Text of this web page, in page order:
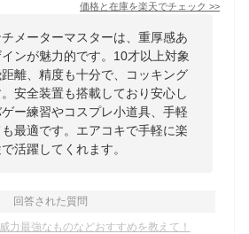
価格と在庫を楽天でチェック >>
メーターマスターは、重厚感あ
ンが魅力的です。10才以上対象
離、精度も十分で、コッキング
安全装置も搭載しており安心し
ー練習やコスプレ小道具、手軽
最適です。エアコキで手軽に楽
活躍してくれます。
回答された質問
力最強なものなどおすすめを教えて！